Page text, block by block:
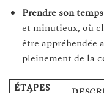
Prendre son
et minutieux, où
être
pleinement de la
ÉTAPES